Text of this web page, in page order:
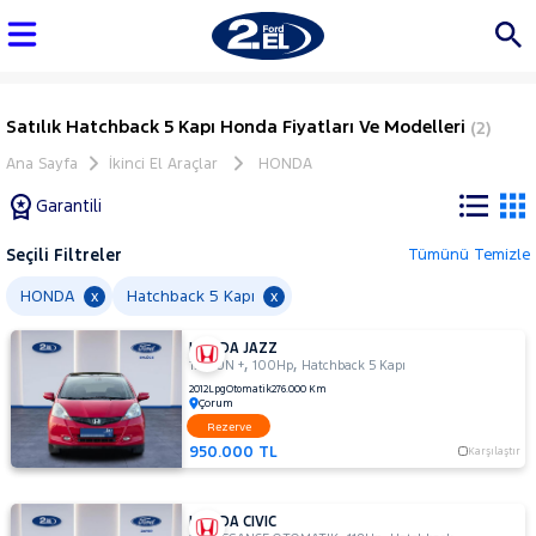
Satılık Hatchback 5 Kapı Honda Fiyatları Ve Modelleri (2)
Ana Sayfa İkinci El Araçlar HONDA
Garantili
Tüm
Araçlar
AUDI
BMC
BMW
BYD
Seçili Filtreler Tümünü Temizle
HONDA x Hatchback 5 Kapı x
HONDA JAZZ
1.4 FUN +,100Hp, Hatchback 5 Kapı
2012LpgOtomatik276.000 Km
Çorum
950.000 TL Karşılaştır
Rezerve
HONDA CIVIC